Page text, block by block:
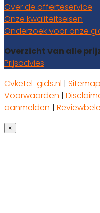
Over de offerteservice
Onze kwaliteitseisen
Onderzoek voor onze
Overzicht van alle
Prijsadvies
Cvketel-gids.nl | Sitemap
Voorwaarden |
aanmelden |
×